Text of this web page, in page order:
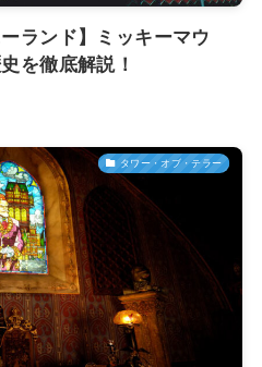
ランド】ミッキーマウ
を徹底解説！
タワー・オブ・テラー